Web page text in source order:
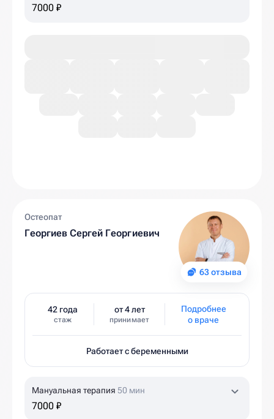
7000 ₽
63 отзыва
Остеопат
Георгиев Сергей Георгиевич
42 года
стаж
от 4 лет
принимает
Подробнее
о враче
Работает с беременными
Мануальная терапия 50 мин
7000 ₽